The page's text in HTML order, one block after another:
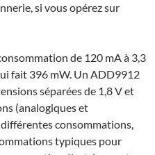
si vous opérez sur
de 120 mA à 3,3
fait 396 mW. Un ADD9912
séparées de 1,8 V et
(analogiques et
consommations,
typiques pour